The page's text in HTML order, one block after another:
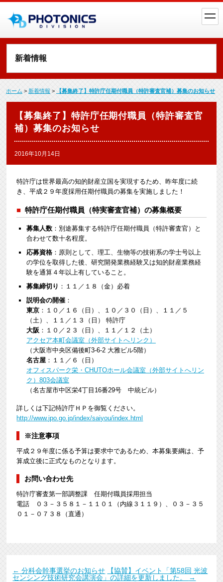
新着情報
ホーム > 新着情報 > 【募集終了】特許庁任期付職員（特許審査官補）募集のお知らせ
【募集終了】特許庁任期付職員（特許審査官
補）募集のお知らせ
2016年10月14日
特許庁は世界最高の知的財産立国を実現するため、昨年度に続
き、平成２９年度採用任期付職員の募集を実施しました！
特許庁任期付職員（特実審査官補）の募集概要
募集人数：別途募集する特許庁任期付職員（特許審査官）と
合わせて数十名程度。
応募資格：原則として、理工、生物等の技術系の学士号以上
の学位を取得した後、研究開発業務経験又は知的財産業務経
験を通算４年以上有していること。
募集締切り ：１１／１８（金）必着
説明会の開催：
東京：１０／１６（日）、１０／３０（日）、１１／５
（土）、１１／１３（日） 特許庁
大阪 ：１０／２３（日）、１１／１２（土）
アクセア本町会議室（外部サイトへリンク）
（大阪市中央区備後町3-6-2 大雅ビル5階）
名古屋：１１／６（日）
オフィスパーク栄・CHUTOホール会議室（外部サイトへリン
ク）803会議室
（名古屋市中区栄4丁目16番29号 中統ビル）
詳しくは下記特許庁ＨＰを御覧ください。
http://www.jpo.go.jp/index/saiyou/index.html
※注意事項
平成２９年度に係る予算は要求中であるため、本募集要綱は、予
算成立後に正式なものとなります。
お問い合わせ先
特許庁審査第一部調整課 任期付職員採用担当
電話 ０３－３５８１－１１０１（内線３１１９）、０３－３５
０１－０７３８（直通）
← 分科会幹事選挙のお知らせ
【協賛】イベント「第58回 光波
センシング技術研究会講演会」の詳細を更新しました。 →